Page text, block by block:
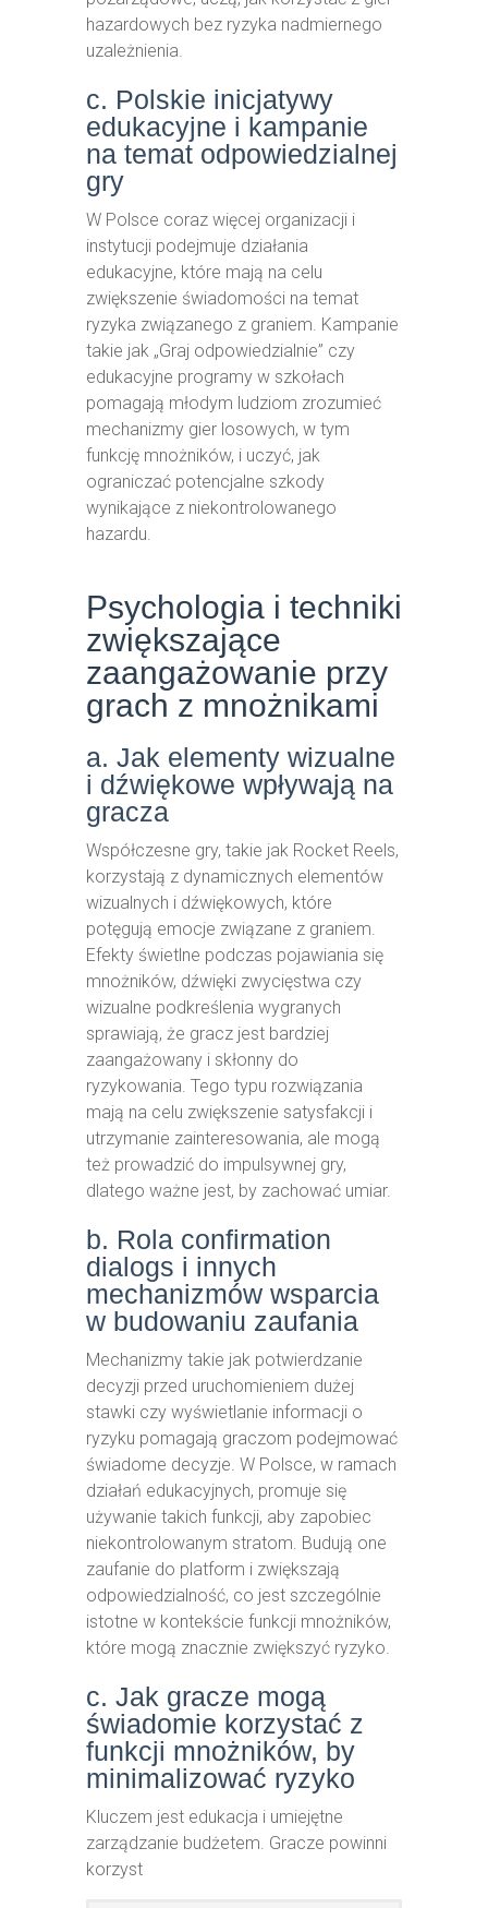
hazardowych bez ryzyka nadmiernego
uzależnienia.
c. Polskie inicjatywy
edukacyjne i kampanie
na temat odpowiedzialnej
gry
W Polsce coraz więcej organizacji i
instytucji podejmuje działania
edukacyjne, które mają na celu
zwiększenie świadomości na temat
ryzyka związanego z graniem. Kampanie
takie jak „Graj odpowiedzialnie” czy
edukacyjne programy w szkołach
pomagają młodym ludziom zrozumieć
mechanizmy gier losowych, w tym
funkcję mnożników, i uczyć, jak
ograniczać potencjalne szkody
wynikające z niekontrolowanego
hazardu.
Psychologia i techniki
zwiększające
zaangażowanie przy
grach z mnożnikami
a. Jak elementy wizualne
i dźwiękowe wpływają na
gracza
Współczesne gry, takie jak Rocket Reels,
korzystają z dynamicznych elementów
wizualnych i dźwiękowych, które
potęgują emocje związane z graniem.
Efekty świetlne podczas pojawiania się
mnożników, dźwięki zwycięstwa czy
wizualne podkreślenia wygranych
sprawiają, że gracz jest bardziej
zaangażowany i skłonny do
ryzykowania. Tego typu rozwiązania
mają na celu zwiększenie satysfakcji i
utrzymanie zainteresowania, ale mogą
też prowadzić do impulsywnej gry,
dlatego ważne jest, by zachować umiar.
b. Rola confirmation
dialogs i innych
mechanizmów wsparcia
w budowaniu zaufania
Mechanizmy takie jak potwierdzanie
decyzji przed uruchomieniem dużej
stawki czy wyświetlanie informacji o
ryzyku pomagają graczom podejmować
świadome decyzje. W Polsce, w ramach
działań edukacyjnych, promuje się
używanie takich funkcji, aby zapobiec
niekontrolowanym stratom. Budują one
zaufanie do platform i zwiększają
odpowiedzialność, co jest szczególnie
istotne w kontekście funkcji mnożników,
które mogą znacznie zwiększyć ryzyko.
c. Jak gracze mogą
świadomie korzystać z
funkcji mnożników, by
minimalizować ryzyko
Kluczem jest edukacja i umiejętne
zarządzanie budżetem. Gracze powinni
korzyst